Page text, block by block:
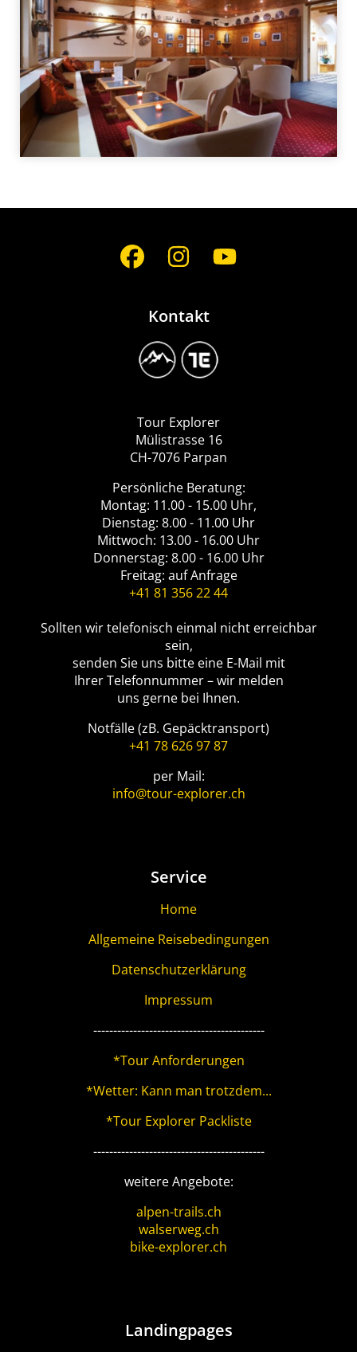
Social
Media
Kontakt
Image
ExplorerTour Explorer
Mülistrasse 16
CH-7076 Parpan
Persönliche Beratung:
Montag: 11.00 - 15.00 Uhr,
Dienstag: 8.00 - 11.00 Uhr
Mittwoch: 13.00 - 16.00 Uhr
Donnerstag: 8.00 - 16.00 Uhr
Freitag: auf Anfrage
+41 81 356 22 44
Sollten wir telefonisch einmal nicht erreichbar
sein,
senden Sie uns bitte eine E-Mail mit
Ihrer Telefonnummer – wir melden
uns gerne bei Ihnen.
Notfälle (zB. Gepäcktransport)
+41 78 626 97 87
per Mail:
info@tour-explorer.ch
Service
Home
Allgemeine Reisebedingungen
Datenschutzerklärung
Impressum
-------------------------------------------
*Tour Anforderungen
*Wetter: Kann man trotzdem...
*Tour Explorer Packliste
-------------------------------------------
weitere Angebote:
alpen-trails.ch
walserweg.ch
bike-explorer.ch
Landingpages